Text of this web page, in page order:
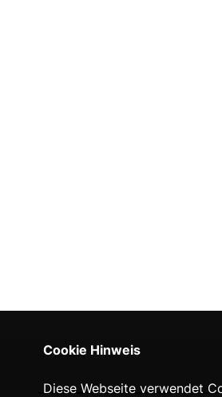
Cookie Hinweis
Diese Webseite verwendet